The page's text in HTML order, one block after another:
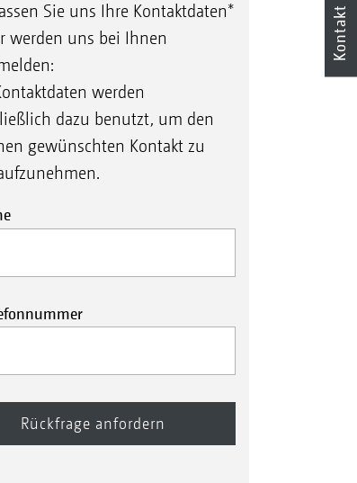
Sie uns Ihre Kontaktdaten*
werden uns bei Ihnen
werden
dazu benutzt, um den
gewünschten Kontakt zu
Kontakt